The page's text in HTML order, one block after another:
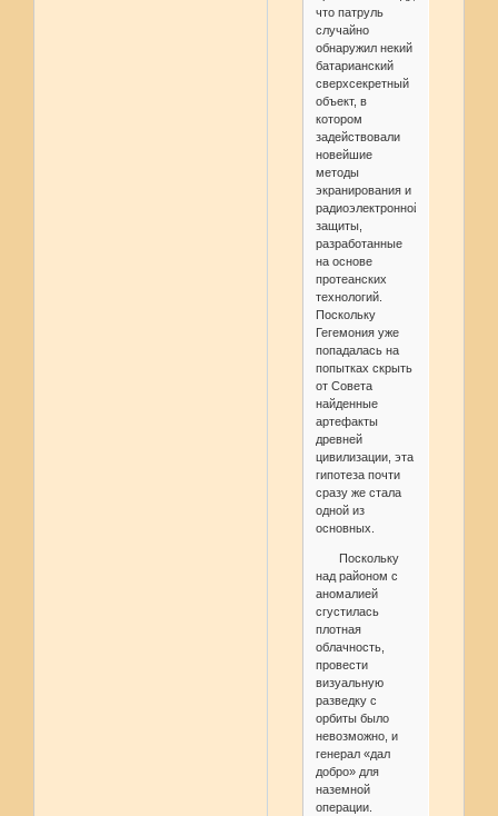
что патруль
случайно
обнаружил некий
батарианский
сверхсекретный
объект, в
котором
задействовали
новейшие
методы
экранирования и
радиоэлектронной
защиты,
разработанные
на основе
протеанских
технологий.
Поскольку
Гегемония уже
попадалась на
попытках скрыть
от Совета
найденные
артефакты
древней
цивилизации, эта
гипотеза почти
сразу же стала
одной из
основных.
Поскольку
над районом с
аномалией
сгустилась
плотная
облачность,
провести
визуальную
разведку с
орбиты было
невозможно, и
генерал «дал
добро» для
наземной
операции.